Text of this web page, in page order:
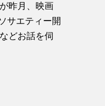
昨月、映画
サエティー開
どお話を伺